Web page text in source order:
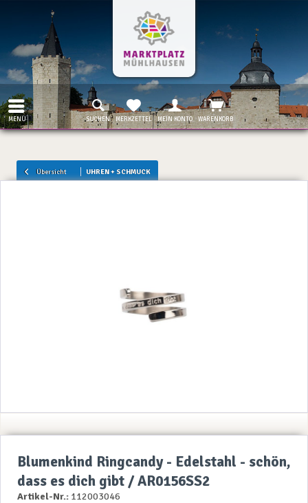
MENÜ SUCHEN MERKZETTEL MEIN KONTO WARENKORB
Übersicht UHREN + SCHMUCK
Blumenkind Ringcandy - Edelstahl - schön,
dass es dich gibt / AR0156SS2
Artikel-Nr.: 112003046